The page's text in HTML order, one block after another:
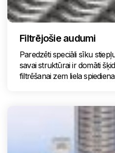
Filtrējošie audumi
Paredzēti speciāli sīku
savai struktūrai ir domāti
filtrēšanai zem liela spiediena